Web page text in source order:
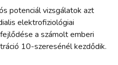
potenciál vizsgálatok azt
elektrofiziológiai
a számolt emberi
10-szeresénél kezdődik.